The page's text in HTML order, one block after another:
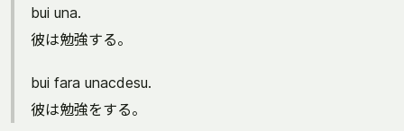
bui una.
彼は勉強する。
bui fara unacdesu.
彼は勉強をする。